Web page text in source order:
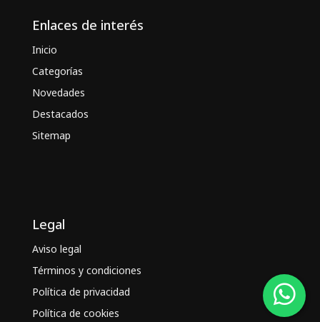
Enlaces de interés
Inicio
Categorías
Novedades
Destacados
Sitemap
Legal
Aviso legal
Términos y condiciones
Política de privacidad
Política de cookies